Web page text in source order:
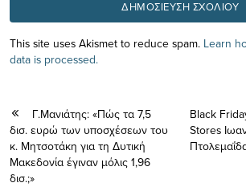
This site uses Akismet to reduce spam. Learn
data is processed.
Γ.Μανιάτης: «Πώς τα 7,5
δισ. ευρώ των υποσχέσεων του
κ. Μητσοτάκη για τη Δυτική
Μακεδονία έγιναν μόλις 1,96
δισ.;»
Black
Stores